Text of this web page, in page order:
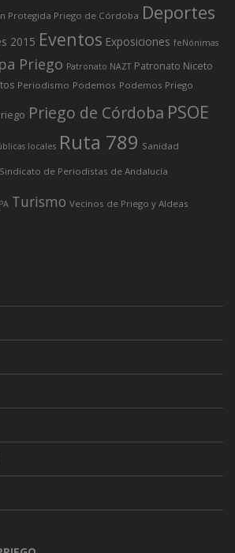
Protegida Priego de Córdoba Deportes
2015 Eventos Exposiciones feNónimas
Priego Patronato NAZT Patronato Niceto
Periodismo Podemos Podemos Priego
Priego de Córdoba PSOE
locales Ruta 789 Sanidad
Sindicato de Periodistas de Andalucía
Turismo Vecinos de Priego y Aldeas